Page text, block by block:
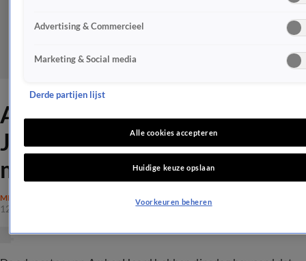
Amber Heard beschuldigt
Johnny Depp van seksueel
misbruik
MISDAAD
12 apr 2022, 18:37
Advertising & Commercieel
Marketing & Social media
Derde partijen lijst
Alle cookies accepteren
Huidige keuze opslaan
Voorkeuren beheren